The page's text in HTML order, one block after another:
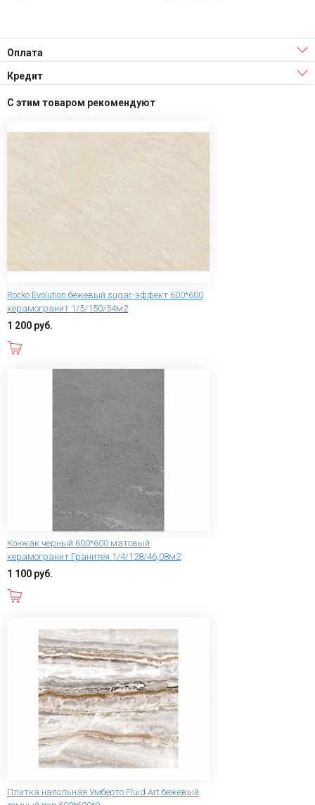
Оплата
Кредит
С этим товаром рекомендуют
Rocko Evolution бежевый sugar-эффект 600*600
керамогранит 1/5/150/54м2
1 200 руб.
Конжак черный 600*600 матовый
керамогранит Гранитея 1/4/128/46,08м2
1 100 руб.
Плитка напольная Умберто Fluid Art бежевый